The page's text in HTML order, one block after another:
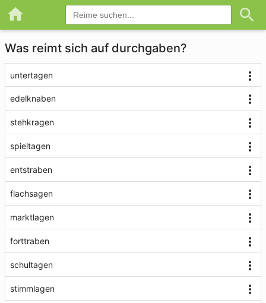
Was reimt sich auf durchgaben?
untertagen
edelknaben
stehkragen
spieltagen
entstraben
flachsagen
marktlagen
forttraben
schultagen
stimmlagen